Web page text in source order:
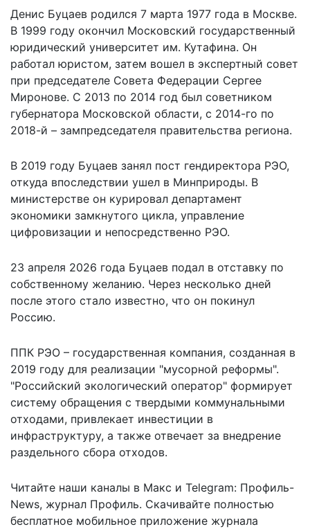
Денис Буцаев родился 7 марта 1977 года в Москве.
В 1999 году окончил Московский государственный
юридический университет им. Кутафина. Он
работал юристом, затем вошел в экспертный совет
при председателе Совета Федерации Сергее
Миронове. С 2013 по 2014 год был советником
губернатора Московской области, с 2014-го по
2018-й – зампредседателя правительства региона.
В 2019 году Буцаев занял пост гендиректора РЭО,
откуда впоследствии ушел в Минприроды. В
министерстве он курировал департамент
экономики замкнутого цикла, управление
цифровизации и непосредственно РЭО.
23 апреля 2026 года Буцаев подал в отставку по
собственному желанию. Через несколько дней
после этого стало известно, что он покинул
Россию.
ППК РЭО – государственная компания, созданная в
2019 году для реализации "мусорной реформы".
"Российский экологический оператор" формирует
систему обращения с твердыми коммунальными
отходами, привлекает инвестиции в
инфраструктуру, а также отвечает за внедрение
раздельного сбора отходов.
Читайте наши каналы в Макс и Telegram: Профиль-
News, журнал Профиль. Скачивайте полностью
бесплатное мобильное приложение журнала